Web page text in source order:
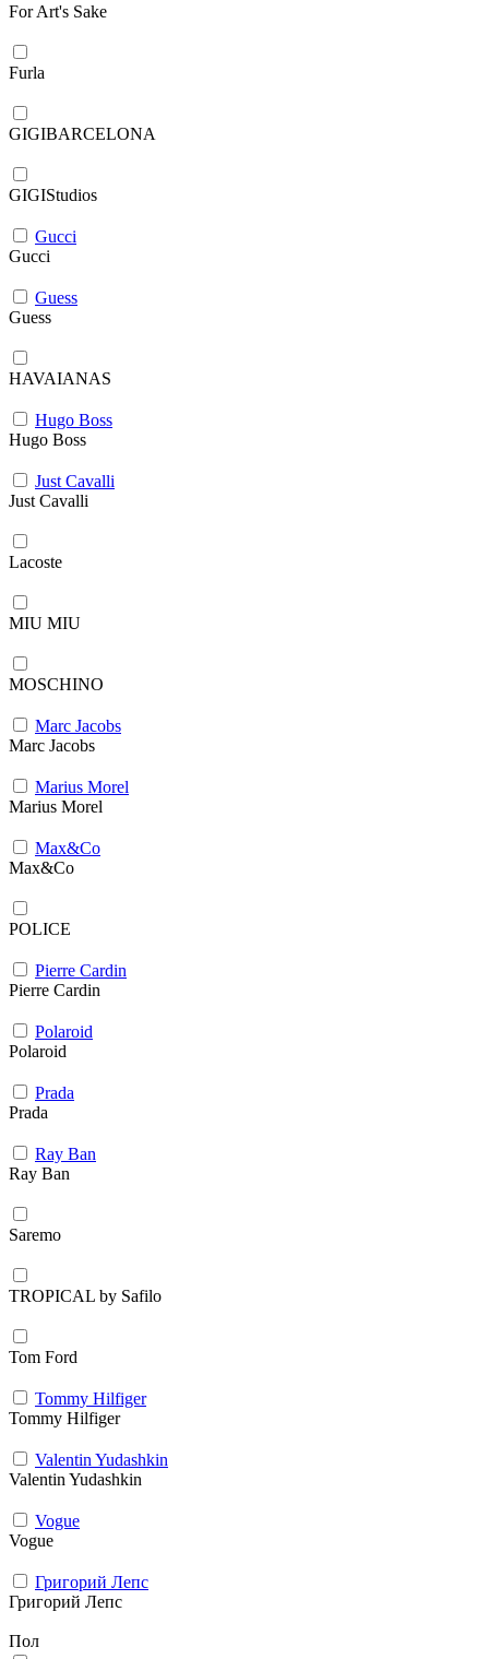
For Art's Sake
Furla
GIGIBARCELONA
GIGIStudios
Gucci
Gucci
Guess
Guess
HAVAIANAS
Hugo Boss
Hugo Boss
Just Cavalli
Just Cavalli
Lacoste
MIU MIU
MOSCHINO
Marc Jacobs
Marc Jacobs
Marius Morel
Marius Morel
Max&Co
Max&Co
POLICE
Pierre Cardin
Pierre Cardin
Polaroid
Polaroid
Prada
Prada
Ray Ban
Ray Ban
Saremo
TROPICAL by Safilo
Tom Ford
Tommy Hilfiger
Tommy Hilfiger
Valentin Yudashkin
Valentin Yudashkin
Vogue
Vogue
Григорий Лепс
Григорий Лепс
Пол